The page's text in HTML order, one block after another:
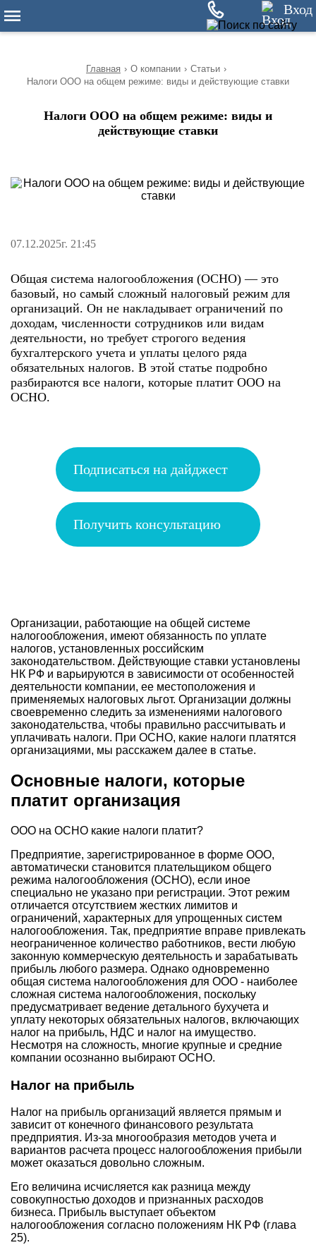
Вход
Главная › О компании › Статьи ›
Налоги ООО на общем режиме: виды и действующие ставки
Налоги ООО на общем режиме: виды и
действующие ставки
07.12.2025г. 21:45
Общая система налогообложения (ОСНО) — это
базовый, но самый сложный налоговый режим для
организаций. Он не накладывает ограничений по
доходам, численности сотрудников или видам
деятельности, но требует строгого ведения
бухгалтерского учета и уплаты целого ряда
обязательных налогов. В этой статье подробно
разбираются все налоги, которые платит ООО на
ОСНО.
Подписаться на дайджест
Получить консультацию
Организации, работающие на общей системе
налогообложения, имеют обязанность по уплате
налогов, установленных российским
законодательством. Действующие ставки установлены
НК РФ и варьируются в зависимости от особенностей
деятельности компании, ее местоположения и
применяемых налоговых льгот. Организации должны
своевременно следить за изменениями налогового
законодательства, чтобы правильно рассчитывать и
уплачивать налоги. При ОСНО, какие налоги платятся
организациями, мы расскажем далее в статье.
Основные налоги, которые
платит организация
ООО на ОСНО какие налоги платит?
Предприятие, зарегистрированное в форме ООО,
автоматически становится плательщиком общего
режима налогообложения (ОСНО), если иное
специально не указано при регистрации. Этот режим
отличается отсутствием жестких лимитов и
ограничений, характерных для упрощенных систем
налогообложения. Так, предприятие вправе привлекать
неограниченное количество работников, вести любую
законную коммерческую деятельность и зарабатывать
прибыль любого размера. Однако одновременно
общая система налогообложения для ООО - наиболее
сложная система налогообложения, поскольку
предусматривает ведение детального бухучета и
уплату некоторых обязательных налогов, включающих
налог на прибыль, НДС и налог на имущество.
Несмотря на сложность, многие крупные и средние
компании осознанно выбирают ОСНО.
Налог на прибыль
Налог на прибыль организаций является прямым и
зависит от конечного финансового результата
предприятия. Из-за многообразия методов учета и
вариантов расчета процесс налогообложения прибыли
может оказаться довольно сложным.
Его величина исчисляется как разница между
совокупностью доходов и признанных расходов
бизнеса. Прибыль выступает объектом
налогообложения согласно положениям НК РФ (глава
25).